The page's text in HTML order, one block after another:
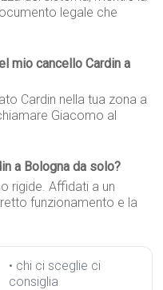
legale che
mio cancello Cardin a
Cardin nella tua zona a
Giacomo al
a Bologna da solo?
rigide. Affidati a un
funzionamento e la
• chi ci sceglie ci
consiglia